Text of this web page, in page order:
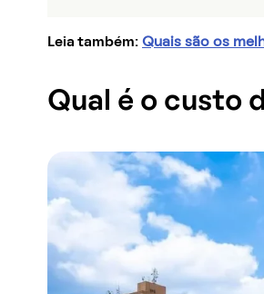
Leia também: Quais são os
Qual é o custo